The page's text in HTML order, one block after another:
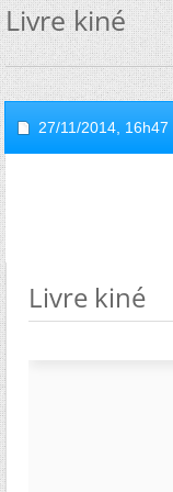
Livre kiné
27/11/2014, 16h47
Livre kiné